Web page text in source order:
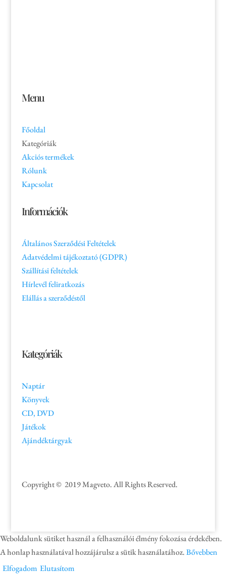
Menu
Főoldal
Kategóriák
Akciós termékek
Rólunk
Kapcsolat
Információk
Általános Szerződési Feltételek
Adatvédelmi tájékoztató (GDPR)
Szállítási feltételek
Hírlevél feliratkozás
Elállás a szerződéstől
Kategóriák
Naptár
Könyvek
CD, DVD
Játékok
Ajándéktárgyak
Copyright © 2019 Magveto. All Rights Reserved.
Weboldalunk sütiket használ a felhasználói élmény fokozása érdekében.
A honlap használatával hozzájárulsz a sütik használatához.Bővebben
Elfogadom Elutasítom